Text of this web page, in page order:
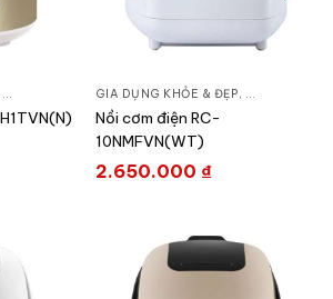
NỒI - ẤM - CA - BÌNH, NỒI CƠM ĐIỆN
GIA DỤNG KHỎE & ĐẸP, NỒI - ẤM -
Nồi cơm điện RC-
10NMFVN(WT)
2.650.000 ₫